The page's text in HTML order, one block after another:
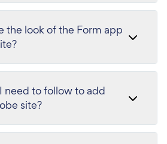
look of the Form app
need to follow to add
site?